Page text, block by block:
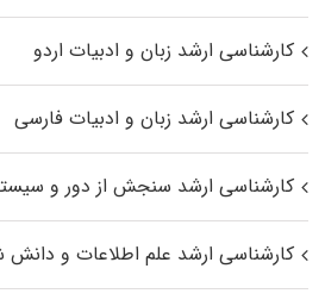
کارشناسی ارشد زبان و ادبیات اردو
کارشناسی ارشد زبان و ادبیات فارسی
کارشناسی ارشد سنجش از دور و
کارشناسی ارشد علم اطلاعات و